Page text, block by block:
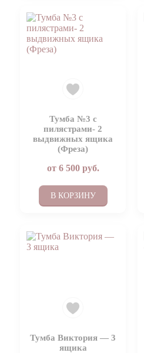
Тумба №3 с
пилястрами- 2
выдвижных ящика
(Фреза)
от 6 500руб.
В КОРЗИНУ
Тумба Виктория — 3
ящика